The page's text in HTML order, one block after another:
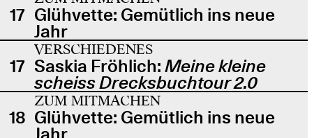
17 Glühvette: Gemütlich ins neue
Jahr
17
VERSCHIEDENES
Saskia Fröhlich: Meine kleine
scheiss Drecksbuchtour 2.0
18
ZUM MITMACHEN
Glühvette: Gemütlich ins neue
Jahr